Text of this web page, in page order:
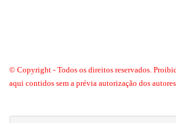
© Copyright - Todos os direitos reservados.
aqui contidos sem a prévia autorização dos